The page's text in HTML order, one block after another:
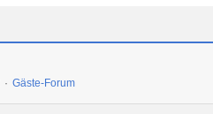
Gäste-Forum